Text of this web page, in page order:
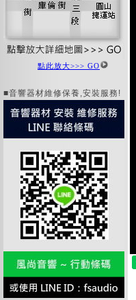
點此放大>>> GO
■音響器材維修保養,安裝服務!